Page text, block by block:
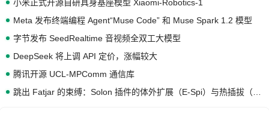
小米正式开源自研具身基座模型 Xiaomi-Robotics-1
Meta 发布终端编程 Agent“Muse Code” 和 Muse Spark 1.2 模型
字节发布 SeedRealtime 音视频全双工大模型
DeepSeek 将上调 API 定价，涨幅较大
腾讯开源 UCL-MPComm 通信库